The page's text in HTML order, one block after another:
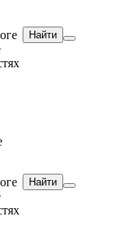
Найти
Найти